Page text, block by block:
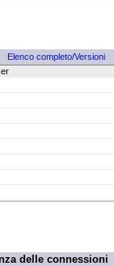
Elenco completo/Versioni
delle connessioni